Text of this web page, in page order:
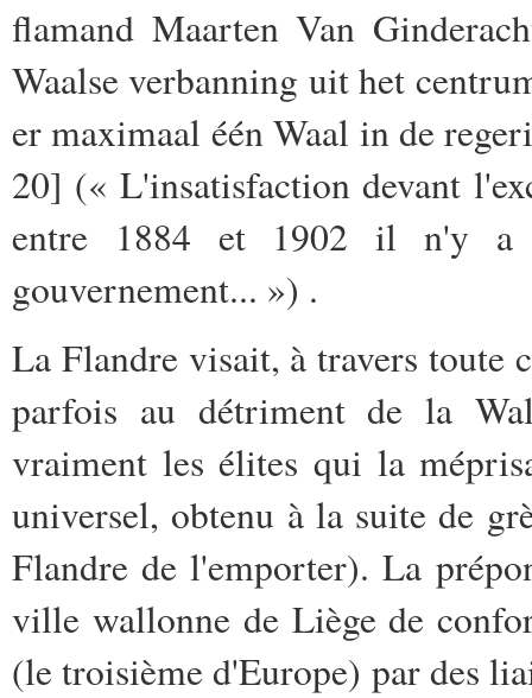
flamand Maarten Van
Waalse verbanning uit het
er maximaal één Waal in de
20] (« L'insatisfaction devant
entre 1884 et 1902 il n'y a
gouvernement... ») .
La Flandre visait, à travers toute
parfois au détriment de la
vraiment les élites qui la
universel, obtenu à la suite de
Flandre de l'emporter). La
ville wallonne de Liège de
(le troisième d'Europe) par des